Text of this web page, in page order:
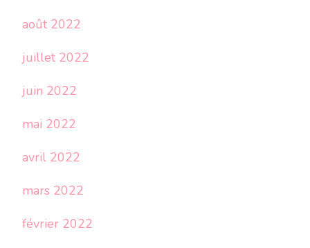
août 2022
juillet 2022
juin 2022
mai 2022
avril 2022
mars 2022
février 2022